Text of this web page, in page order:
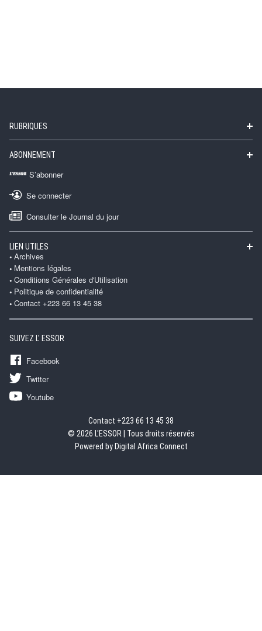
RUBRIQUES
ABONNEMENT
S’abonner
Se connecter
Consulter le Journal du jour
LIEN UTILES
Archives
Mentions légales
Conditions Générales d'Utilisation
Politique de confidentialité
Contact +223 66 13 45 38
SUIVEZ L' ESSOR
Facebook
Twitter
Youtube
Contact +223 66 13 45 38
© 2026 L'ESSOR | Tous droits réservés
Powered by Digital Africa Connect